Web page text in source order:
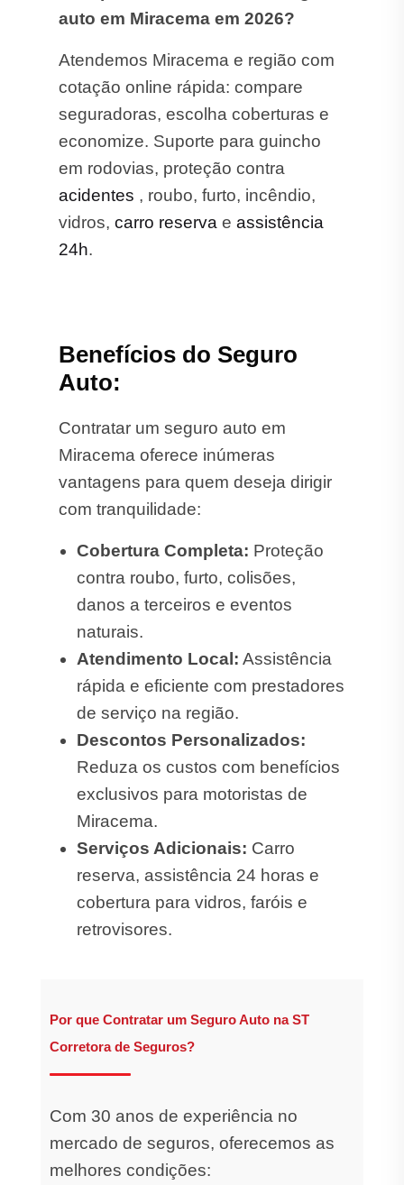
auto em Miracema em 2026?
Atendemos Miracema e região com
cotação online rápida: compare
seguradoras, escolha coberturas e
economize. Suporte para guincho
em rodovias, proteção contra
acidentes , roubo, furto, incêndio,
vidros, carro reserva e assistência
24h.
Benefícios do Seguro
Auto:
Contratar um seguro auto em
Miracema oferece inúmeras
vantagens para quem deseja dirigir
com tranquilidade:
Cobertura Completa: Proteção
contra roubo, furto, colisões,
danos a terceiros e eventos
naturais.
Atendimento Local: Assistência
rápida e eficiente com prestadores
de serviço na região.
Descontos Personalizados:
Reduza os custos com benefícios
exclusivos para motoristas de
Miracema.
Serviços Adicionais: Carro
reserva, assistência 24 horas e
cobertura para vidros, faróis e
retrovisores.
Por que Contratar um Seguro Auto na ST
Corretora de Seguros?
Com 30 anos de experiência no
mercado de seguros, oferecemos as
melhores condições: